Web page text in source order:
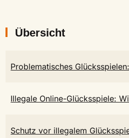
Übersicht
Problematisches
Illegale Online-Glücksspiele:
Schutz vor illegalem